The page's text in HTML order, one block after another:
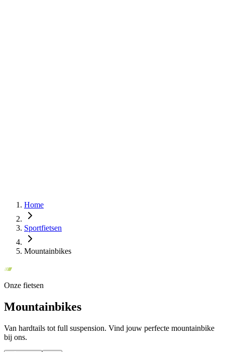
Home
Sportfietsen
Mountainbikes
Onze fietsen
Mountainbikes
Van hardtails tot full suspension. Vind jouw perfecte mountainbike
bij ons.